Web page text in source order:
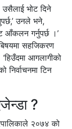
भोट दिने
उनले भने,
आँकलन गर्नुपर्छ ।’
सहजिकरण
‘हिउँदमा आगलागीको
निर्वाचनमा टिन
?
२०७४ को